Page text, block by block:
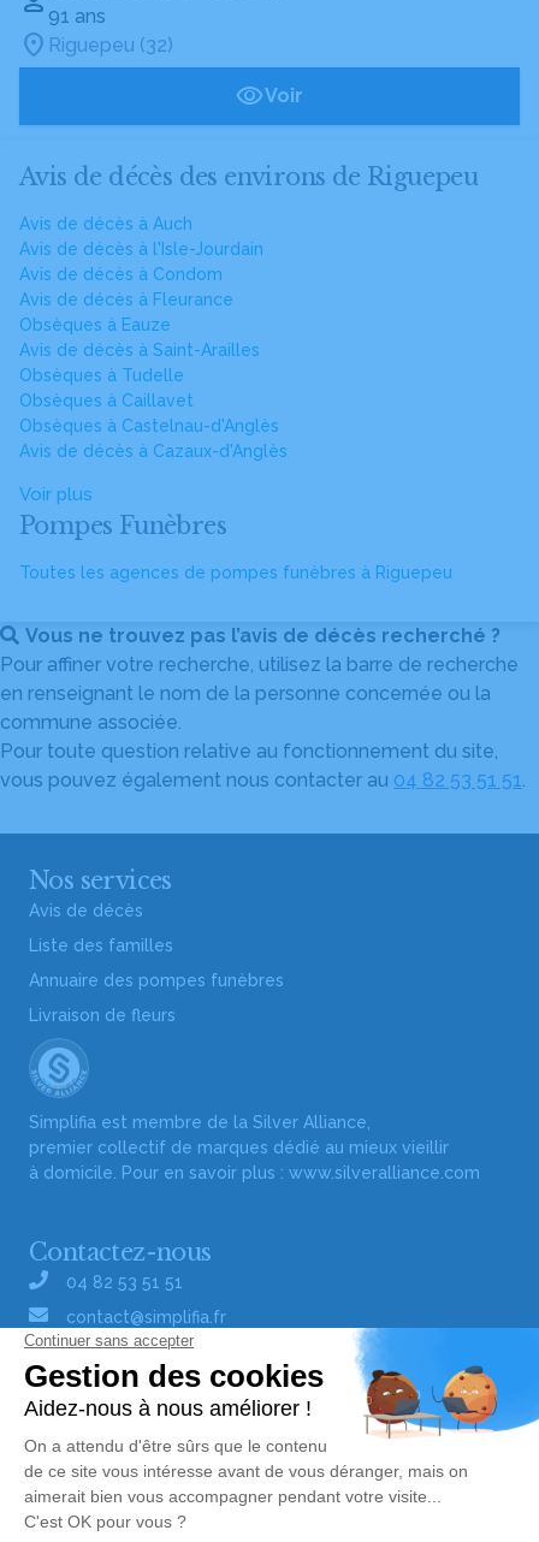
91 ans
Riguepeu (32)
Voir
Avis de décès des environs de Riguepeu
Avis de décès à Auch
Avis de décès à l'Isle-Jourdain
Avis de décès à Condom
Avis de décès à Fleurance
Obsèques à Eauze
Avis de décès à Saint-Arailles
Obsèques à Tudelle
Obsèques à Caillavet
Obsèques à Castelnau-d'Anglès
Avis de décès à Cazaux-d'Anglès
Voir plus
Pompes Funèbres
Toutes les agences de pompes funèbres à Riguepeu
Vous ne trouvez pas l’avis de décès recherché ?
Pour affiner votre recherche, utilisez la barre de recherche
en renseignant le nom de la personne concernée ou la
commune associée.
Pour toute question relative au fonctionnement du site,
vous pouvez également nous contacter au 04 82 53 51 51.
Nos services
Avis de décès
Liste des familles
Annuaire des pompes funèbres
Livraison de fleurs
Simplifia est membre de la Silver Alliance,
premier collectif de marques dédié au mieux vieillir
à domicile. Pour en savoir plus : www.silveralliance.com
Contactez-nous
04 82 53 51 51
contact@simplifia.fr
Réseaux sociaux
Liens utiles
Publier un avis de décès